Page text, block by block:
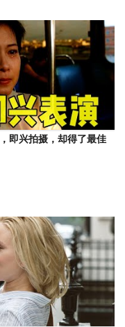
即兴拍摄，却得了最佳